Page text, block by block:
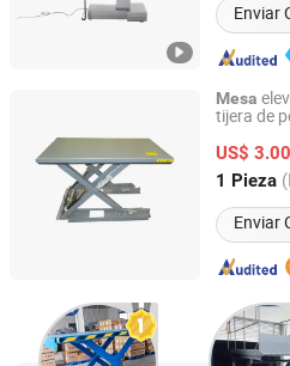
Enviar
Mesa
tijera de
US$
1 Pieza
Enviar
Marco Lift (Ningbo) Co., Ltd.
Zhejiang, China